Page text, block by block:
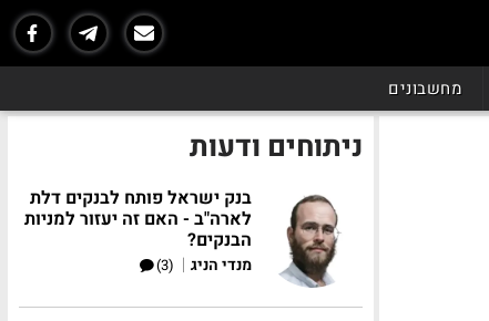
מחשבונים
ניתוחים ודעות
בנק ישראל פותח לבנקים דלת
לארה"ב - האם זה יעזור למניות
הבנקים?
מנדי הניג |
(3)